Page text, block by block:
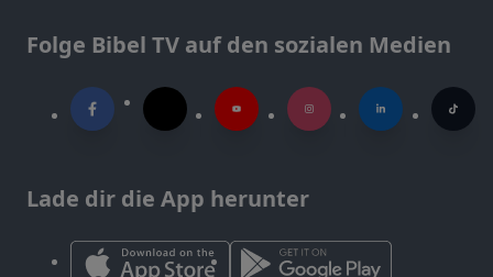
Folge Bibel TV auf den sozialen Medien
Lade dir die App herunter